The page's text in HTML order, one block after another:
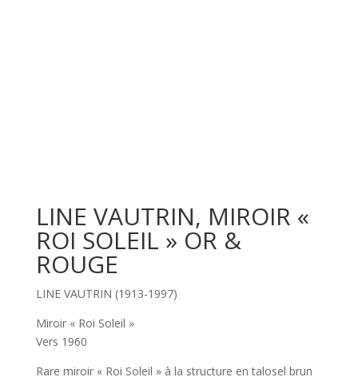
LINE VAUTRIN, MIROIR «
ROI SOLEIL » OR &
ROUGE
LINE VAUTRIN (1913-1997)
Miroir « Roi Soleil »
Vers 1960
Rare miroir « Roi Soleil » à la structure en talosel brun